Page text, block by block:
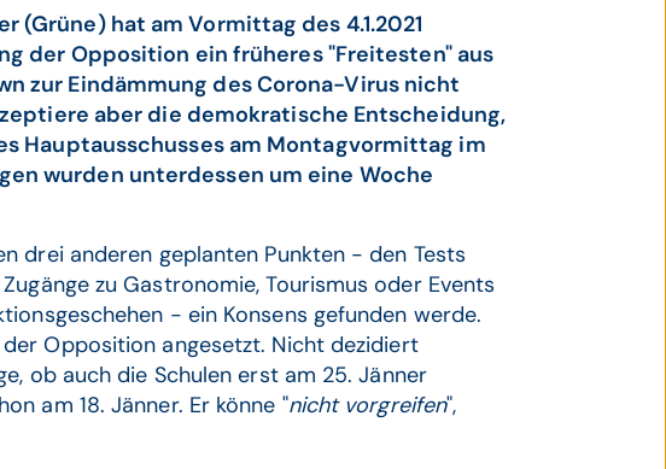
hat am Vormittag des 4.1.2021
der Opposition ein früheres "Freitesten" aus
zur Eindämmung des Corona-Virus nicht
aber die demokratische Entscheidung,
Hauptausschusses am Montagvormittag im
wurden unterdessen um eine Woche
drei anderen geplanten Punkten - den Tests
zu Gastronomie, Tourismus oder Events
- ein Konsens gefunden werde.
Opposition angesetzt. Nicht dezidiert
ob auch die Schulen erst am 25. Jänner
am 18. Jänner. Er könne "nicht vorgreifen",